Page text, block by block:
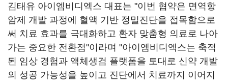
김태유 아이엠비디엑스 대표는 "이번 협약은 면역항
암제 개발 과정에 혈액 기반 정밀진단을 접목함으로
써 치료 효과를 극대화하고 환자 맞춤형 의료로 나아
가는 중요한 전환점"이라며 "아이엠비디엑스는 축적
된 임상 경험과 액체생검 플랫폼을 토대로 신약 개발
의 성공 가능성을 높이고 진단에서 치료까지 이어지